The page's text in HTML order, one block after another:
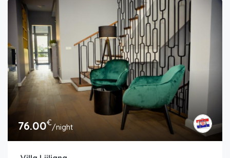
76.00€/night